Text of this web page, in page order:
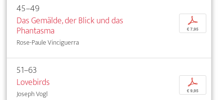
45–49
Das Gemälde, der Blick und das
Phantasma
Rose-Paule Vinciguerra
p
€ 7,95
51–63
Lovebirds
Joseph Vogl
p
€ 9,95